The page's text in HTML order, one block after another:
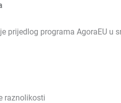
prijedlog programa AgoraEU
raznolikosti